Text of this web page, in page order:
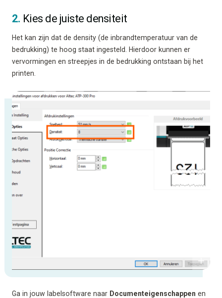
2. Kies de juiste densiteit
Het kan zijn dat de density (de inbrandtemperatuur van de
bedrukking) te hoog staat ingesteld. Hierdoor kunnen er
vervormingen en streepjes in de bedrukking ontstaan bij het
printen.
Ga in jouw labelsoftware naar Documenteigenschappen en